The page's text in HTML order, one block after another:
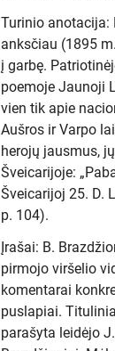
Turinio anotacija:
anksčiau (1895
į garbę.
poemoje Jaunoji
vien tik apie
Aušros ir Varpo
herojų jausmus,
Šveicarijoje:
Šveicarijoj 25. D.
p. 104).
Įrašai: B.
pirmojo viršelio
komentarai
puslapiai.
parašyta leidėjo